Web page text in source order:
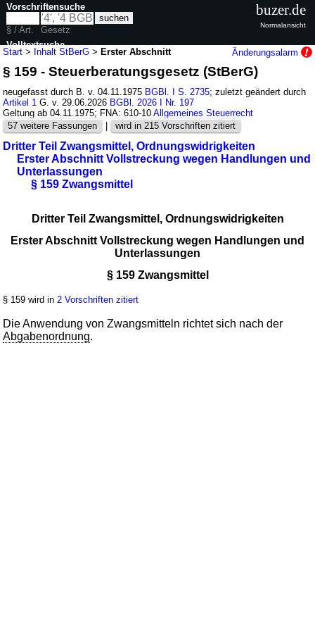
Start > Inhalt StBerG >Erster Abschnitt Änderungsalarm
§ 159 - Steuerberatungsgesetz (StBerG)
neugefasst durch B. v. 04.11.1975 BGBl. I S. 2735; zuletzt geändert durch
Artikel 1 G. v. 29.06.2026 BGBl. 2026 I Nr. 197
Geltung ab 04.11.1975; FNA: 610-10Allgemeines Steuerrecht
57 weitere Fassungen
| wird in 215 Vorschriften zitiert
Dritter Teil Zwangsmittel, Ordnungswidrigkeiten
Erster Abschnitt Vollstreckung wegen Handlungen und
Unterlassungen
§ 159 Zwangsmittel
Dritter Teil Zwangsmittel, Ordnungswidrigkeiten
Erster Abschnitt Vollstreckung wegen Handlungen und
Unterlassungen
§ 159 Zwangsmittel
§ 159 wird in2 Vorschriften zitiert
Die Anwendung von Zwangsmitteln richtet sich nach der
Abgabenordnung.
Vorschriftensuche
§ / Art.
Gesetz
Volltextsuche
nur in StBerG
buzer.de
Normalansicht